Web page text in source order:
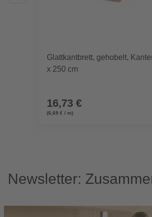
Glattkantbrett, gehobelt,
x 250 cm
16,73 €
(6,69 € / m)
Newsletter: